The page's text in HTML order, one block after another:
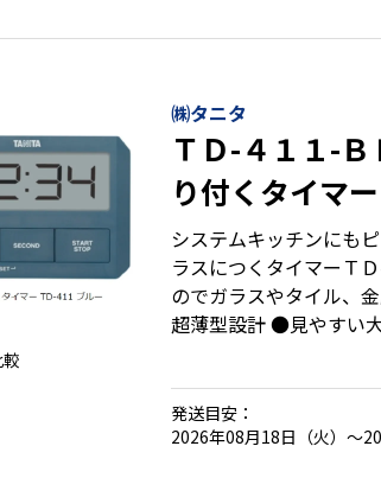
㈱タニタ
ＴＤ-４１１-
り付くタイマー
システムキッチンにも
ラスにつくタイマーＴ
のでガラスやタイル、
超薄型設計 ●見やすい
発送目安：
2026年08月18日（火）～